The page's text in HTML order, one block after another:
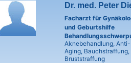
Dr. med. Peter
Facharzt für
und Geburtshilfe
Aknebehandlung, Anti-
Aging, Bauchstraffung,
Bruststraffung